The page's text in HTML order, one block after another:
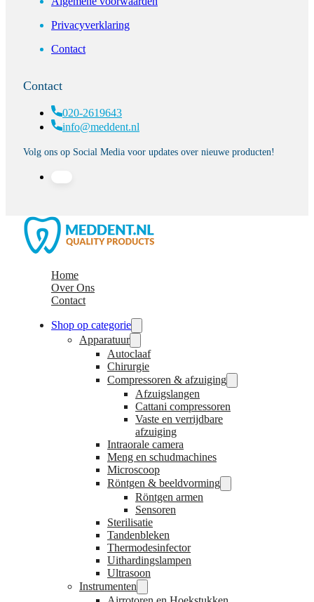
Privacyverklaring
Contact
Contact
020-2619643
info@meddent.nl
Volg ons op Social Media voor updates over nieuwe producten!
Home
Over Ons
Contact
Shop op categorie
Apparatuur
Autoclaaf
Chirurgie
Compressoren & afzuiging
Afzuigslangen
Cattani compressoren
Vaste en verrijdbare
afzuiging
Intraorale camera
Meng en schudmachines
Microscoop
Röntgen & beeldvorming
Röntgen armen
Sensoren
Sterilisatie
Tandenbleken
Thermodesinfector
Uithardingslampen
Ultrasoon
Instrumenten